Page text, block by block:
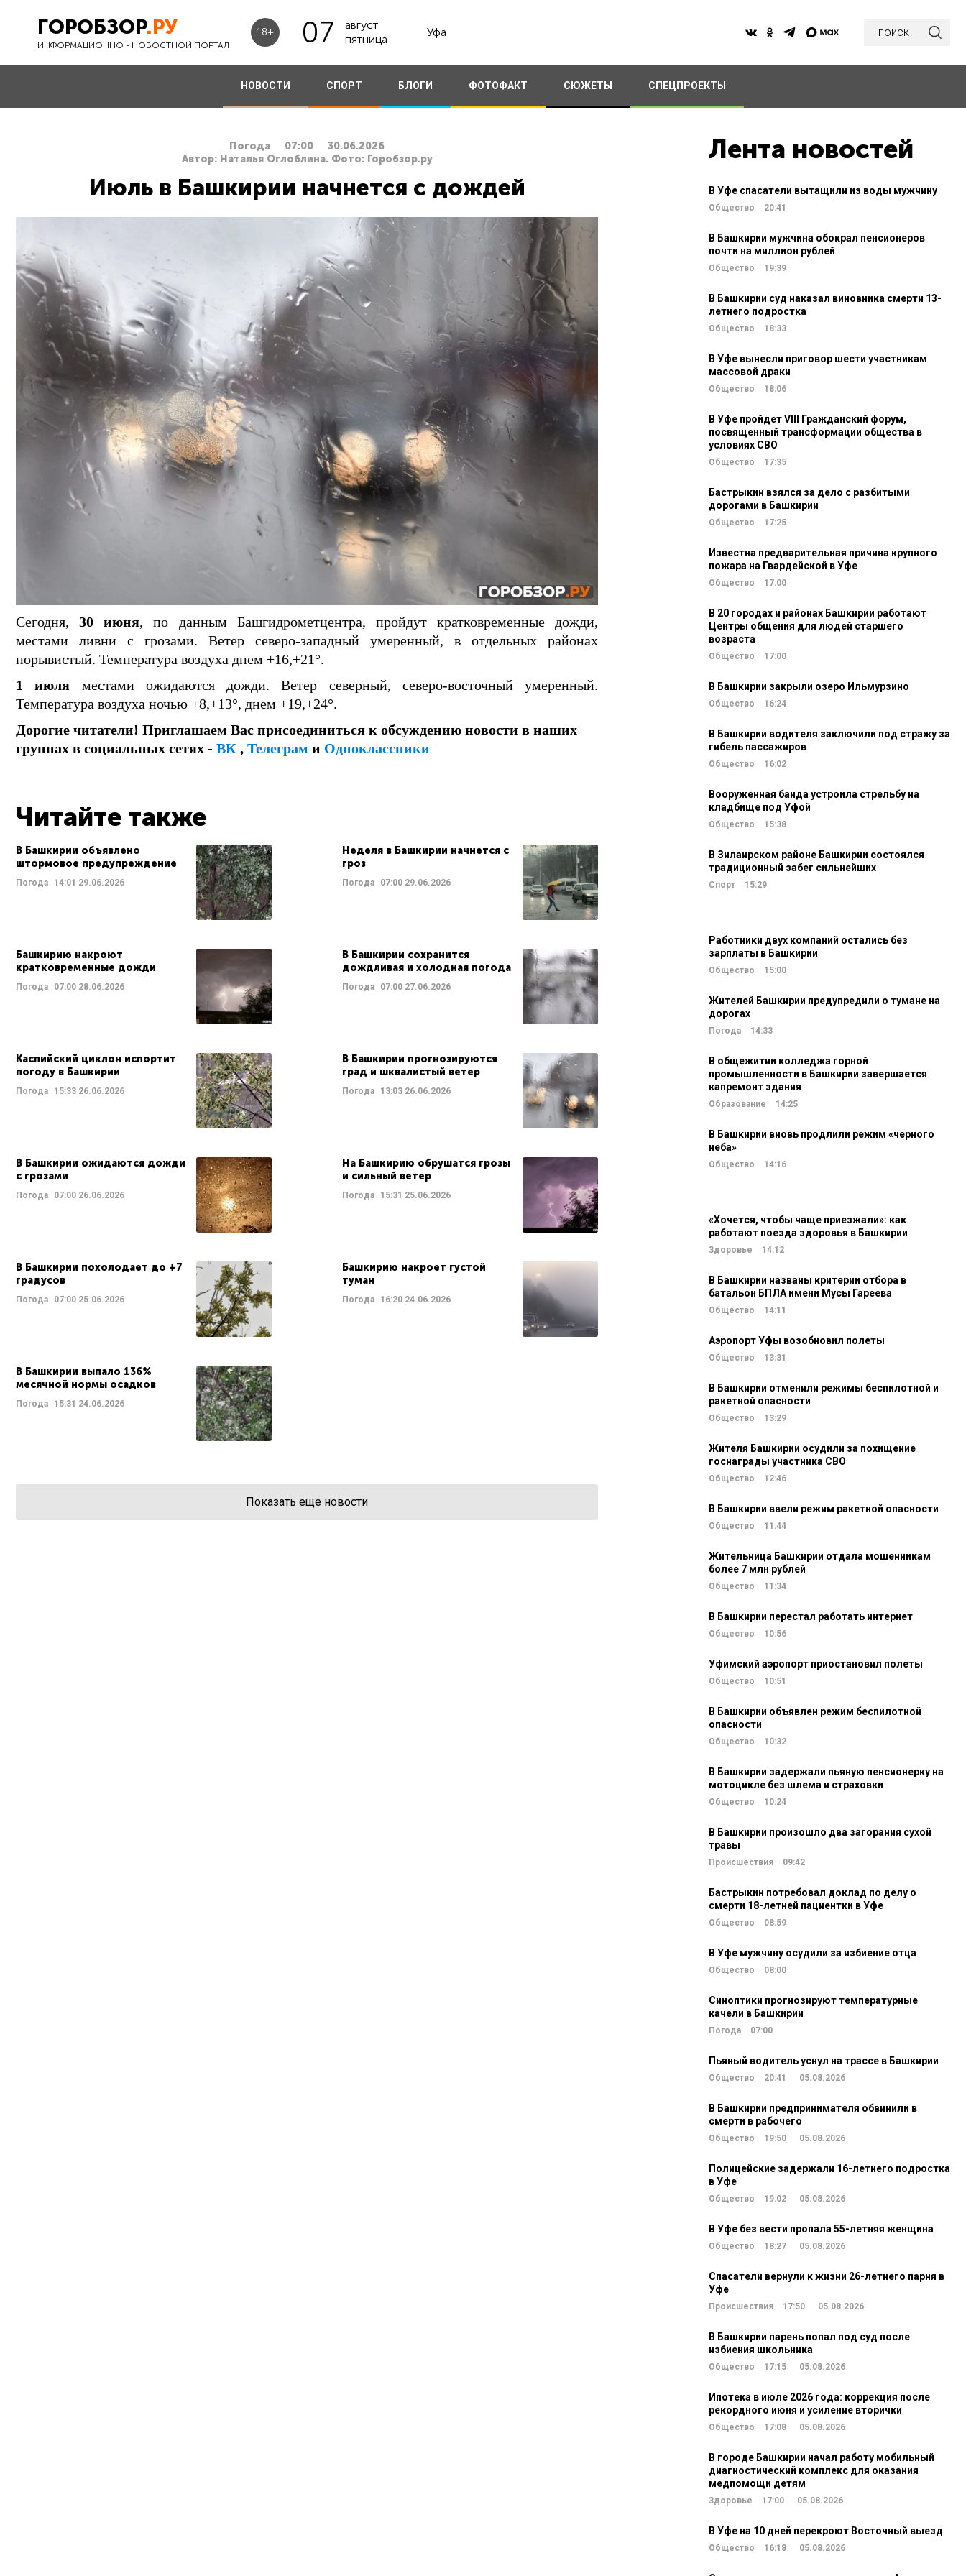
ГОРОБЗОР.РУ
ИНФОРМАЦИОННО - НОВОСТНОЙ ПОРТАЛ
18+ 07
август
пятница
Уфа поиск
НОВОСТИ СПОРТ БЛОГИ ФОТОФАКТ СЮЖЕТЫ СПЕЦПРОЕКТЫ
Погода 07:00
30.06.2026
Автор: Наталья Оглоблина. Фото: Горобзор.ру
Июль в Башкирии начнется с дождей
Сегодня,30 июня, по данным Башгидрометцентра, пройдут кратковременные дожди,
местами ливни с грозами. Ветер северо-западный умеренный, в отдельных районах
порывистый. Температура воздуха днем +16,+21°.
1 июля местами ожидаются дожди. Ветер северный, северо-восточный умеренный.
Температура воздуха ночью +8,+13°, днем +19,+24°.
Дорогие читатели! Приглашаем Вас присоединиться к обсуждению новости в наших
группах в социальных сетях - ВК , Телеграм и Одноклассники
Читайте также
В Башкирии объявлено
штормовое предупреждение
Погода 14:01 29.06.2026
Неделя в Башкирии начнется с
гроз
Погода 07:0029.06.2026
Башкирию накроют
кратковременные дожди
Погода 07:00 28.06.2026
В Башкирии сохранится
дождливая и холодная погода
Погода 07:0027.06.2026
Каспийский циклон испортит
погоду в Башкирии
Погода 15:33 26.06.2026
В Башкирии прогнозируются
град и шквалистый ветер
Погода 13:0326.06.2026
В Башкирии ожидаются дожди
с грозами
Погода 07:00 26.06.2026
На Башкирию обрушатся грозы
и сильный ветер
Погода 15:31 25.06.2026
В Башкирии похолодает до +7
градусов
Погода 07:00 25.06.2026
Башкирию накроет густой
туман
Погода 16:2024.06.2026
В Башкирии выпало 136%
месячной нормы осадков
Погода 15:31 24.06.2026
Показать еще новости
Лента новостей
В Уфе спасатели вытащили из воды мужчину
Общество 20:41
В Башкирии мужчина обокрал пенсионеров
почти на миллион рублей
Общество 19:39
В Башкирии суд наказал виновника смерти 13-
летнего подростка
Общество 18:33
В Уфе вынесли приговор шести участникам
массовой драки
Общество 18:06
В Уфе пройдет VIII Гражданский форум,
посвященный трансформации общества в
условиях СВО
Общество 17:35
Бастрыкин взялся за дело с разбитыми
дорогами в Башкирии
Общество 17:25
Известна предварительная причина крупного
пожара на Гвардейской в Уфе
Общество 17:00
В 20 городах и районах Башкирии работают
Центры общения для людей старшего
возраста
Общество 17:00
В Башкирии закрыли озеро Ильмурзино
Общество 16:24
В Башкирии водителя заключили под стражу за
гибель пассажиров
Общество 16:02
Вооруженная банда устроила стрельбу на
кладбище под Уфой
Общество 15:38
В Зилаирском районе Башкирии состоялся
традиционный забег сильнейших
Спорт 15:29
Работники двух компаний остались без
зарплаты в Башкирии
Общество 15:00
Жителей Башкирии предупредили о тумане на
дорогах
Погода 14:33
В общежитии колледжа горной
промышленности в Башкирии завершается
капремонт здания
Образование 14:25
В Башкирии вновь продлили режим «черного
неба»
Общество 14:16
«Хочется, чтобы чаще приезжали»: как
работают поезда здоровья в Башкирии
Здоровье 14:12
В Башкирии названы критерии отбора в
батальон БПЛА имени Мусы Гареева
Общество 14:11
Аэропорт Уфы возобновил полеты
Общество 13:31
В Башкирии отменили режимы беспилотной и
ракетной опасности
Общество 13:29
Жителя Башкирии осудили за похищение
госнаграды участника СВО
Общество 12:46
В Башкирии ввели режим ракетной опасности
Общество 11:44
Жительница Башкирии отдала мошенникам
более 7 млн рублей
Общество 11:34
В Башкирии перестал работать интернет
Общество 10:56
Уфимский аэропорт приостановил полеты
Общество 10:51
В Башкирии объявлен режим беспилотной
опасности
Общество 10:32
В Башкирии задержали пьяную пенсионерку на
мотоцикле без шлема и страховки
Общество 10:24
В Башкирии произошло два загорания сухой
травы
Происшествия 09:42
Бастрыкин потребовал доклад по делу о
смерти 18-летней пациентки в Уфе
Общество 08:59
В Уфе мужчину осудили за избиение отца
Общество 08:00
Синоптики прогнозируют температурные
качели в Башкирии
Погода 07:00
Пьяный водитель уснул на трассе в Башкирии
Общество 20:41 05.08.2026
В Башкирии предпринимателя обвинили в
смерти в рабочего
Общество 19:50 05.08.2026
Полицейские задержали 16-летнего подростка
в Уфе
Общество 19:02 05.08.2026
В Уфе без вести пропала 55-летняя женщина
Общество 18:27 05.08.2026
Спасатели вернули к жизни 26-летнего парня в
Уфе
Происшествия 17:50 05.08.2026
В Башкирии парень попал под суд после
избиения школьника
Общество 17:15 05.08.2026
Ипотека в июле 2026 года: коррекция после
рекордного июня и усиление вторички
Общество 17:08 05.08.2026
В городе Башкирии начал работу мобильный
диагностический комплекс для оказания
медпомощи детям
Здоровье 17:00 05.08.2026
В Уфе на 10 дней перекроют Восточный выезд
Общество 16:18 05.08.2026